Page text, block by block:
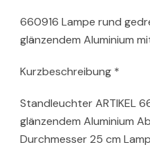
660916 Lampe rund
glänzendem Aluminium
Kurzbeschreibung *
Standleuchter ARTIKEL
glänzendem Aluminium
Durchmesser 25 cm